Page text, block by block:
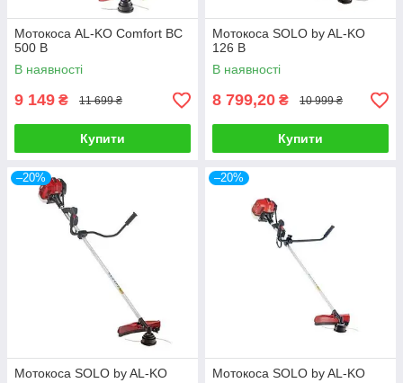
Мотокоса AL-KO Comfort BC
500 B
В наявності
9 149 ₴ 11 699 ₴
Купити
Мотокоса SOLO by AL-KO
126 B
В наявності
8 799,20 ₴ 10 999 ₴
Купити
–20%
Мотокоса SOLO by AL-KO
–20%
Мотокоса SOLO by AL-KO